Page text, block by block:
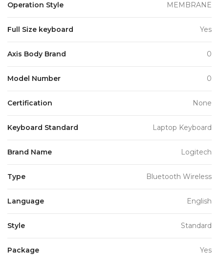
Operation Style MEMBRANE
Full Size keyboard Yes
Axis Body Brand 0
Model Number 0
Certification None
Keyboard Standard Laptop Keyboard
Brand Name Logitech
Type Bluetooth Wireless
Language English
Style Standard
Package Yes